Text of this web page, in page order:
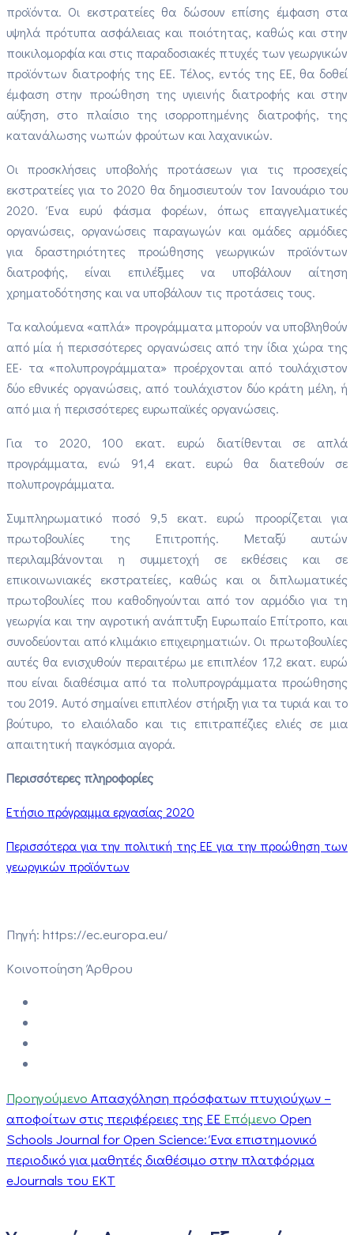
προϊόντα. Οι εκστρατείες θα δώσουν επίσης έμφαση στα
υψηλά πρότυπα ασφάλειας και ποιότητας, καθώς και στην
ποικιλομορφία και στις παραδοσιακές πτυχές των γεωργικών
προϊόντων διατροφής της ΕΕ. Τέλος, εντός της ΕΕ, θα δοθεί
έμφαση στην προώθηση της υγιεινής διατροφής και στην
αύξηση, στο πλαίσιο της ισορροπημένης διατροφής, της
κατανάλωσης νωπών φρούτων και λαχανικών.
Οι προσκλήσεις υποβολής προτάσεων για τις προσεχείς
εκστρατείες για το 2020 θα δημοσιευτούν τον Ιανουάριο του
2020. Ένα ευρύ φάσμα φορέων, όπως επαγγελματικές
οργανώσεις, οργανώσεις παραγωγών και ομάδες αρμόδιες
για δραστηριότητες προώθησης γεωργικών προϊόντων
διατροφής, είναι επιλέξιμες να υποβάλουν αίτηση
χρηματοδότησης και να υποβάλουν τις προτάσεις τους.
Τα καλούμενα «απλά» προγράμματα μπορούν να υποβληθούν
από μία ή περισσότερες οργανώσεις από την ίδια χώρα της
ΕΕ· τα «πολυπρογράμματα» προέρχονται από τουλάχιστον
δύο εθνικές οργανώσεις, από τουλάχιστον δύο κράτη μέλη, ή
από μια ή περισσότερες ευρωπαϊκές οργανώσεις.
Για το 2020, 100 εκατ. ευρώ διατίθενται σε απλά
προγράμματα, ενώ 91,4 εκατ. ευρώ θα διατεθούν σε
πολυπρογράμματα.
Συμπληρωματικό ποσό 9,5 εκατ. ευρώ προορίζεται για
πρωτοβουλίες της Επιτροπής. Μεταξύ αυτών
περιλαμβάνονται η συμμετοχή σε εκθέσεις και σε
επικοινωνιακές εκστρατείες, καθώς και οι διπλωματικές
πρωτοβουλίες που καθοδηγούνται από τον αρμόδιο για τη
γεωργία και την αγροτική ανάπτυξη Ευρωπαίο Επίτροπο, και
συνοδεύονται από κλιμάκιο επιχειρηματιών. Οι πρωτοβουλίες
αυτές θα ενισχυθούν περαιτέρω με επιπλέον 17,2 εκατ. ευρώ
που είναι διαθέσιμα από τα πολυπρογράμματα προώθησης
του 2019. Αυτό σημαίνει επιπλέον στήριξη για τα τυριά και το
βούτυρο, το ελαιόλαδο και τις επιτραπέζιες ελιές σε μια
απαιτητική παγκόσμια αγορά.
Περισσότερες πληροφορίες
Ετήσιο πρόγραμμα εργασίας 2020
Περισσότερα για την πολιτική της ΕΕ για την προώθηση των
γεωργικών προϊόντων
Πηγή: https://ec.europa.eu/
Κοινοποίηση Άρθρου
Προηγούμενο Απασχόληση πρόσφατων πτυχιούχων –
αποφοίτων στις περιφέρειες της ΕΕ Επόμενο Open
Schools Journal for Open Science: Ένα επιστημονικό
περιοδικό για μαθητές διαθέσιμο στην πλατφόρμα
eJournals του ΕΚΤ